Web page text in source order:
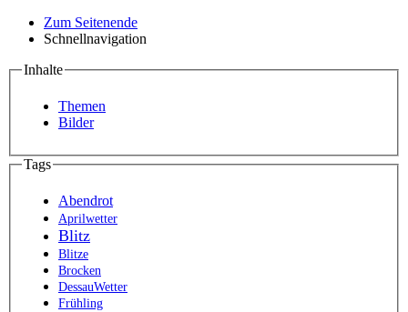
Zum Seitenende
Schnellnavigation
Inhalte
Themen
Bilder
Tags
Abendrot
Aprilwetter
Blitz
Blitze
Brocken
DessauWetter
Frühling